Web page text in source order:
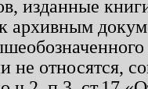
изданные
архивным
не относятся,